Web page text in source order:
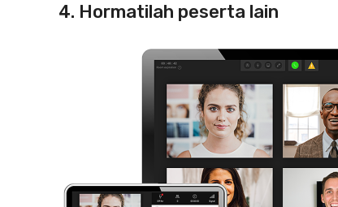
4. Hormatilah peserta lain